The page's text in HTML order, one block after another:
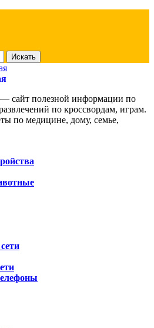
сайт полезной информации по
по кроссвордам, играм.
по медицине, дому, семье,